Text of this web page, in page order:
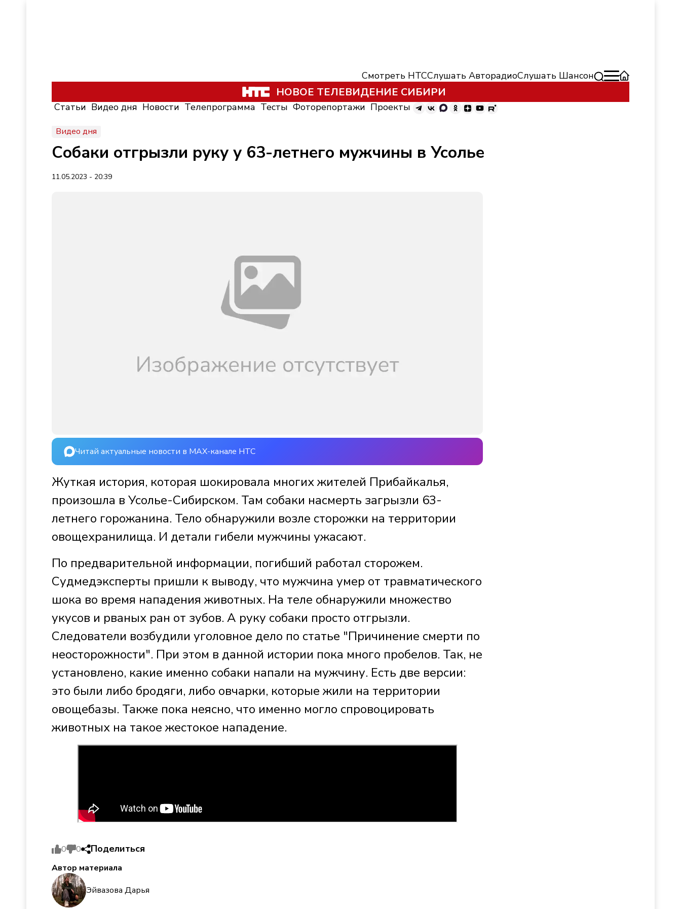
Смотреть НТССлушать АвторадиоСлушать Шансон
НОВОЕ ТЕЛЕВИДЕНИЕ СИБИРИ
Статьи Видео дня Новости Телепрограмма Тесты Фоторепортажи Проекты
Видео дня
Собаки отгрызли руку у 63-летнего мужчины в Усолье
11.05.2023 - 20:39
Читай актуальные новости в MAX-канале НТС
Жуткая история, которая шокировала многих жителей Прибайкалья,
произошла в Усолье-Сибирском. Там собаки насмерть загрызли 63-
летнего горожанина. Тело обнаружили возле сторожки на территории
овощехранилища. И детали гибели мужчины ужасают.
По предварительной информации, погибший работал сторожем.
Судмедэксперты пришли к выводу, что мужчина умер от травматического
шока во время нападения животных. На теле обнаружили множество
укусов и рваных ран от зубов. А руку собаки просто отгрызли.
Следователи возбудили уголовное дело по статье "Причинение смерти по
неосторожности". При этом в данной истории пока много пробелов. Так, не
установлено, какие именно собаки напали на мужчину. Есть две версии:
это были либо бродяги, либо овчарки, которые жили на территории
овощебазы. Также пока неясно, что именно могло спровоцировать
животных на такое жестокое нападение.
0 0 Поделиться
Автор материала
Эйвазова Дарья